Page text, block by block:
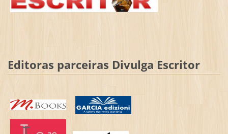
Editoras parceiras Divulga Escritor